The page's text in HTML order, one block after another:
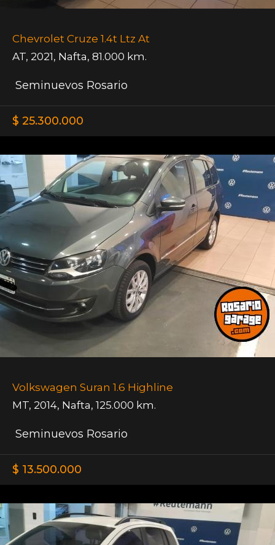
Chevrolet Cruze 1.4t Ltz At
AT, 2021, Nafta, 81.000 km.
Seminuevos Rosario
$ 25.300.000
Volkswagen Suran 1.6 Highline
MT, 2014, Nafta, 125.000 km.
Seminuevos Rosario
$ 13.500.000